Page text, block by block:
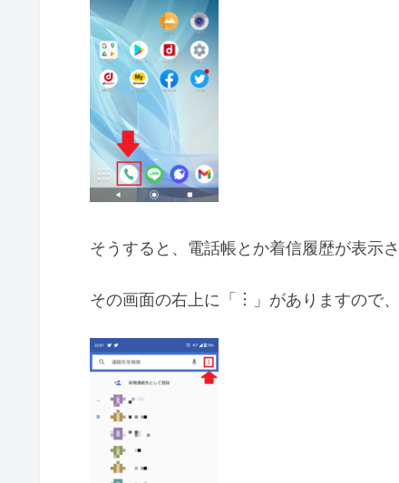
そうすると、電話帳とか着信履歴が表示さ
その画面の右上に「︙」がありますので